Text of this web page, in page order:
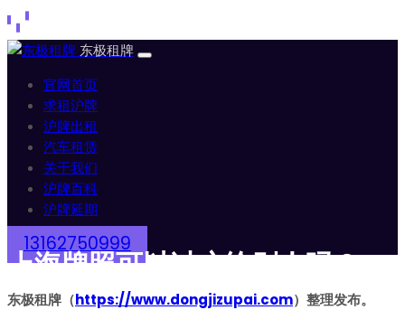
官网首页
求租沪牌
沪牌出租
汽车租赁
关于我们
沪牌百科
沪牌延期
13162750999
上海牌照可以过户给别人吗？
东极租牌（https://www.dongjizupai.com）整理发布。